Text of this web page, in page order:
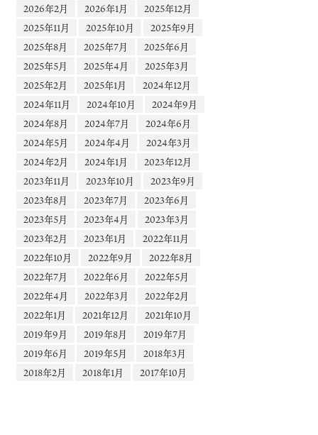
2026年2月
2026年1月
2025年12月
2025年11月
2025年10月
2025年9月
2025年8月
2025年7月
2025年6月
2025年5月
2025年4月
2025年3月
2025年2月
2025年1月
2024年12月
2024年11月
2024年10月
2024年9月
2024年8月
2024年7月
2024年6月
2024年5月
2024年4月
2024年3月
2024年2月
2024年1月
2023年12月
2023年11月
2023年10月
2023年9月
2023年8月
2023年7月
2023年6月
2023年5月
2023年4月
2023年3月
2023年2月
2023年1月
2022年11月
2022年10月
2022年9月
2022年8月
2022年7月
2022年6月
2022年5月
2022年4月
2022年3月
2022年2月
2022年1月
2021年12月
2021年10月
2019年9月
2019年8月
2019年7月
2019年6月
2019年5月
2018年3月
2018年2月
2018年1月 2017年10月